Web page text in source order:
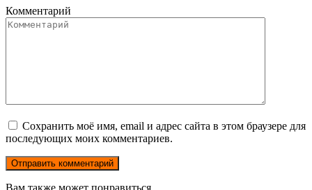
Комментарий
Сохранить моё имя, email и адрес сайта в этом браузере для
последующих моих комментариев.
Вам также может понравиться